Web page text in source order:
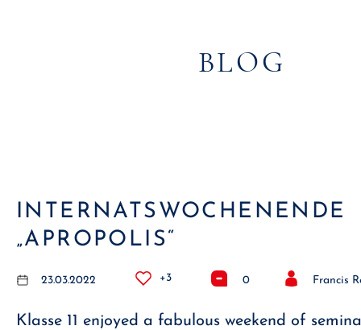
BLOG
INTERNATSWOCHENENDE
„APROPOLIS“
23.03.2022 +3 0 Francis
Klasse 11 enjoyed a fabulous weekend of